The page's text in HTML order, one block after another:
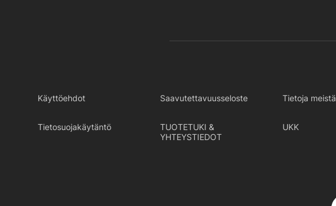
Käyttöehdot Saavutettavuusseloste Tietoja meistä
Tietosuojakäytäntö
TUOTETUKI &
YHTEYSTIEDOT
UKK